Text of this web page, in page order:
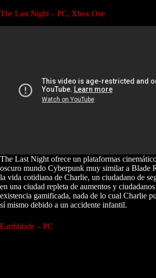
The Last Night – PC, Xbox One
The Last Night ofrece un plataformas
oscuro mundo Cyberpunk muy similar a Blade
la vida cotidiana de Charlie, un ciudadano de
en una ciudad repleta de aumentos y
existencia gamificada, nada de lo cual Charlie
sí mismo debido a un accidente infantil.
Earthblade – PC